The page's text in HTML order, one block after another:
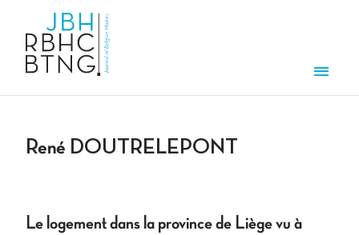
René DOUTRELEPONT
Le logement dans la province de Liège vu à